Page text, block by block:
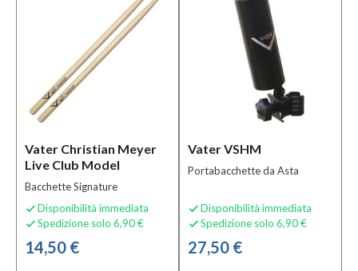
Prezzo
0,00 €
Solo
prodotti
Vater Christian Meyer
Live Club Model
Bacchette Signature
 Disponibilità immediata
 Spedizione solo 6,90 €
14,50 €
Vater VSHM
Portabacchette da Asta
 Disponibilità immediata
 Spedizione solo 6,90 €
27,50 €